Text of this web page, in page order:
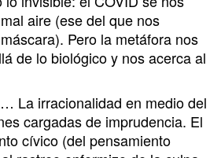
aire (ese del que nos
Pero la metáfora nos
de lo biológico y nos acerca al
La irracionalidad en medio del
cargadas de imprudencia. El
cívico (del pensamiento